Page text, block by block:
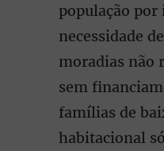
população por
necessidade
moradias não
sem
famílias de
habitacional